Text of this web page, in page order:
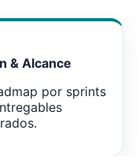
& Alcance
por sprints